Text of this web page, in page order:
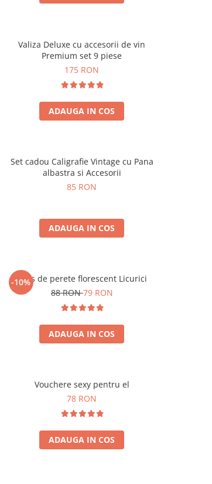
Valiza Deluxe cu accesorii de vin
Premium set 9 piese
175 RON
ADAUGA IN COS
Set cadou Caligrafie Vintage cu Pana
albastra si Accesorii
85 RON
ADAUGA IN COS
-10%
Ceas de perete florescent Licurici
88 RON79 RON
ADAUGA IN COS
Vouchere sexy pentru el
78 RON
ADAUGA IN COS